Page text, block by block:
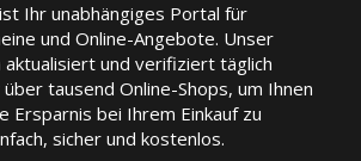
Ihr unabhängiges Portal für
und Online-Angebote. Unser
aktualisiert und verifiziert täglich
tausend Online-Shops, um Ihnen
Ersparnis bei Ihrem Einkauf zu
sicher und kostenlos.